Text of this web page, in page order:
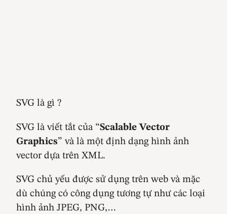
SVG là gì ?
SVG là viết tắt của “Scalable Vector
Graphics” và là một định dạng hình ảnh
vector dựa trên XML.
SVG chủ yếu được sử dụng trên web và mặc
dù chúng có công dụng tương tự như các loại
hình ảnh JPEG, PNG,…